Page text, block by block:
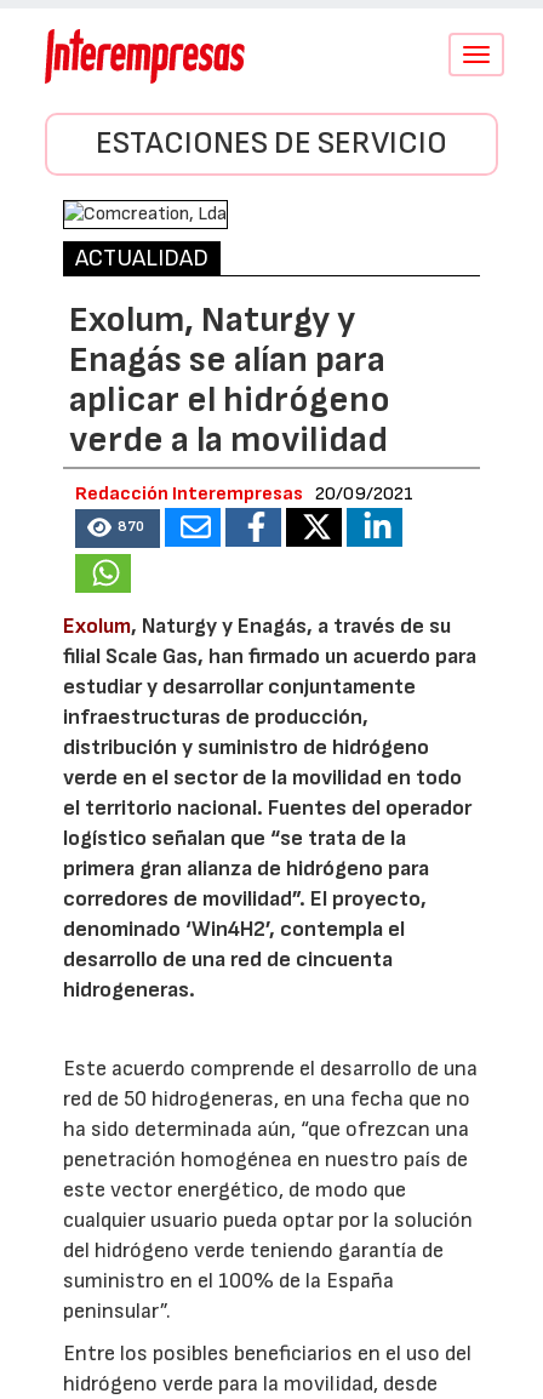
Conmutar
ESTACIONES DE SERVICIO
ACTUALIDAD
Exolum, Naturgy y
Enagás se alían para
aplicar el hidrógeno
verde a la movilidad
Redacción Interempresas 20/09/2021
870
Exolum, Naturgy y Enagás, a través de su
filial Scale Gas, han firmado un acuerdo para
estudiar y desarrollar conjuntamente
infraestructuras de producción,
distribución y suministro de hidrógeno
verde en el sector de la movilidad en todo
el territorio nacional. Fuentes del operador
logístico señalan que “se trata de la
primera gran alianza de hidrógeno para
corredores de movilidad”. El proyecto,
denominado ‘Win4H2’, contempla el
desarrollo de una red de cincuenta
hidrogeneras.
Este acuerdo comprende el desarrollo de una
red de 50 hidrogeneras, en una fecha que no
ha sido determinada aún, “que ofrezcan una
penetración homogénea en nuestro país de
este vector energético, de modo que
cualquier usuario pueda optar por la solución
del hidrógeno verde teniendo garantía de
suministro en el 100% de la España
peninsular”.
Entre los posibles beneficiarios en el uso del
hidrógeno verde para la movilidad, desde